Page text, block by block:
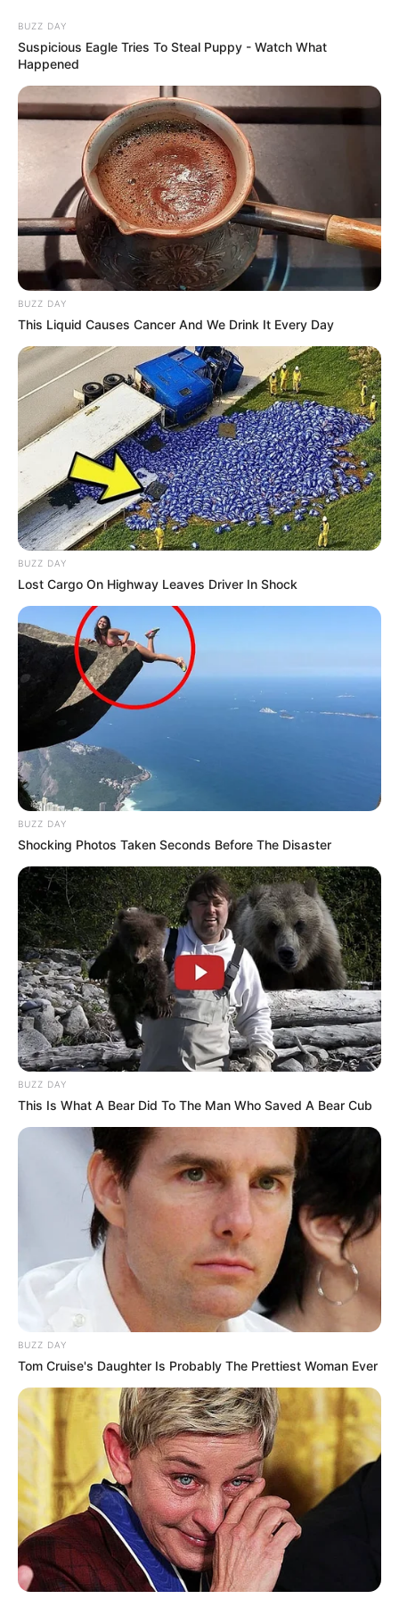
Mãe é presa após espancar a
própria filha de um ano de idade
Mulher, que já tinha passagem na polícia por crime
BUZZ DAY
Suspicious Eagle Tries To Steal Puppy - Watch What
Happened
BUZZ DAY
This Liquid Causes Cancer And We Drink It Every Day
BUZZ DAY
Lost Cargo On Highway Leaves Driver In Shock
BUZZ DAY
Shocking Photos Taken Seconds Before The Disaster
BUZZ DAY
This Is What A Bear Did To The Man Who Saved A Bear Cub
BUZZ DAY
Tom Cruise's Daughter Is Probably The Prettiest Woman Ever